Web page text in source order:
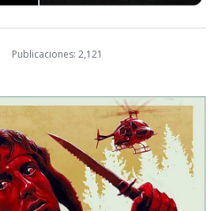
Publicaciones: 2,121